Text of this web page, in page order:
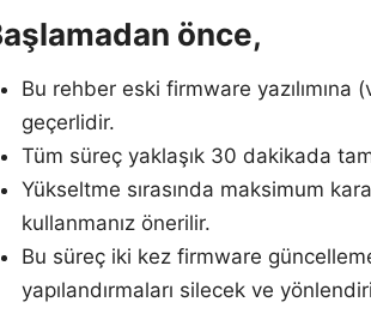
önce,
Bu rehber eski firmware
geçerlidir.
Tüm süreç yaklaşık 30 dakikada
Yükseltme sırasında maksimum
kullanmanız önerilir.
Bu süreç iki kez firmware
yapılandırmaları silecek ve